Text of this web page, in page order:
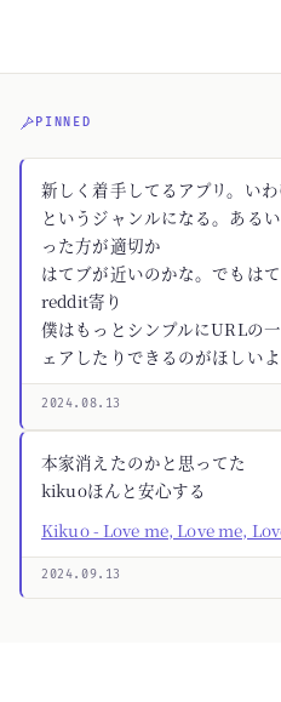
PINNED
新しく着手してるアプリ。い
というジャンルになる。ある
った方が適切か
はてブが近いのかな。でもは
reddit寄り
僕はもっとシンプルにURLの
ェアしたりできるのがほしい
2024.08.13
本家消えたのかと思ってた
kikuoほんと安心する
Kikuo - Love me, Love me,
2024.09.13